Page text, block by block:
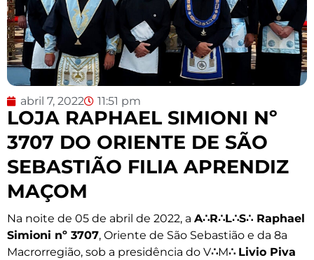
abril 7, 2022 11:51 pm
LOJA RAPHAEL SIMIONI Nº
3707 DO ORIENTE DE SÃO
SEBASTIÃO FILIA APRENDIZ
MAÇOM
Na noite de 05 de abril de 2022, a A∴R∴L∴S∴ Raphael
Simioni nº 3707, Oriente de São Sebastião e da 8a
Macrorregião, sob a presidência do V∴M∴ Livio Piva